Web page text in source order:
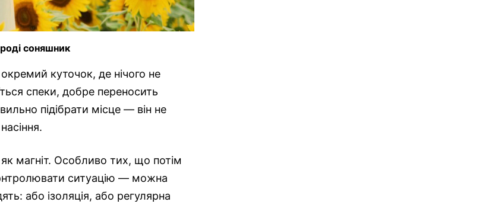
соняшник
куточок, де нічого не
спеки, добре переносить
підібрати місце — він не
магніт. Особливо тих, що потім
ситуацію — можна
або ізоляція, або регулярна